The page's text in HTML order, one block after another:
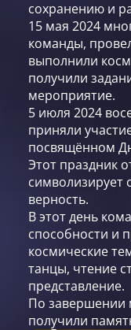
сохранению и
15 мая 2024
команды,
выполнили
получили
мероприятие.
5 июля 2024
приняли
посвящённом
Этот праздник
символизирует
верность.
В этот день
способности и
космические
танцы, чтение
представление.
По завершении
получили